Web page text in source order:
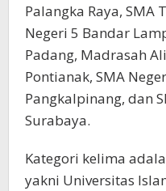
Palangka Raya, SMA
Negeri 5 Bandar
Padang, Madrasah
Pontianak, SMA
Pangkalpinang, dan
Surabaya.
Kategori kelima
yakni Universitas